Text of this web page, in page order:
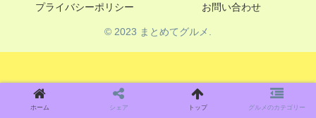
プライバシーポリシー お問い合わせ
© 2023 まとめてグルメ.
ホーム シェア トップ グルメのカテゴリー